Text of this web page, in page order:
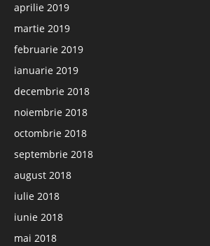
aprilie 2019
martie 2019
februarie 2019
ianuarie 2019
decembrie 2018
noiembrie 2018
octombrie 2018
septembrie 2018
august 2018
iulie 2018
iunie 2018
mai 2018